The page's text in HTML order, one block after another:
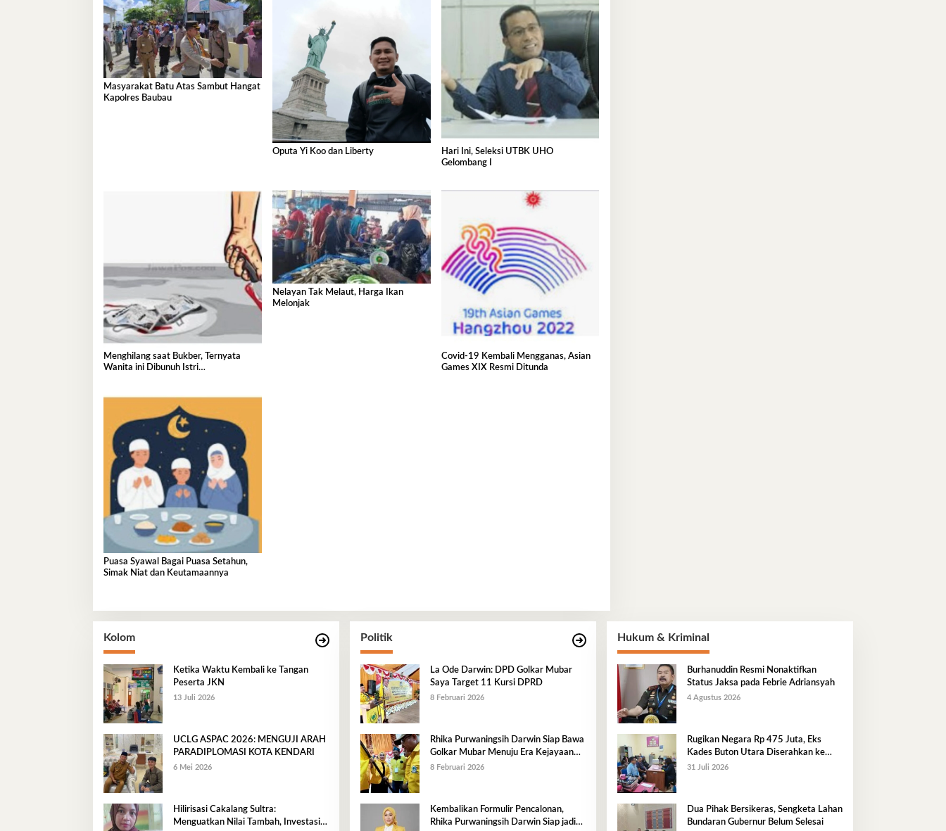
Masyarakat Batu Atas Sambut Hangat
Kapolres Baubau
Oputa Yi Koo dan Liberty
Hari Ini, Seleksi UTBK UHO
Gelombang I
Menghilang saat Bukber, Ternyata
Wanita ini Dibunuh Istri
Nelayan Tak Melaut, Harga Ikan
Melonjak
Covid-19 Kembali Mengganas, Asian
Games XIX Resmi Ditunda
Puasa Syawal Bagai Puasa Setahun,
Simak Niat dan Keutamaannya
Kolom
Ketika Waktu Kembali ke Tangan
Peserta JKN
13 Juli 2026
UCLG ASPAC 2026: MENGUJI ARAH
PARADIPLOMASI KOTA KENDARI
6 Mei 2026
Hilirisasi Cakalang Sultra:
Menguatkan Nilai Tambah, Investasi,
Politik
La Ode Darwin: DPD Golkar Mubar
Saya Target 11 Kursi DPRD
8 Februari 2026
Rhika Purwaningsih Darwin Siap Bawa
Golkar Mubar Menuju Era Kejayaan
Baru
8 Februari 2026
Kembalikan Formulir Pencalonan,
Rhika Purwaningsih Darwin Siap jadi
Hukum & Kriminal
Burhanuddin Resmi Nonaktifkan
Status Jaksa pada Febrie Adriansyah
4 Agustus 2026
Rugikan Negara Rp 475 Juta, Eks
Kades Buton Utara Diserahkan ke
Kejaksaan
31 Juli 2026
Dua Pihak Bersikeras, Sengketa Lahan
Bundaran Gubernur Belum Selesai